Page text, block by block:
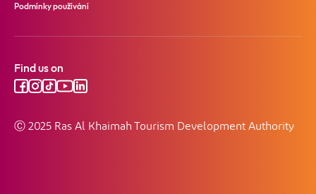
Podmínky používání
Find us on
Ⓒ 2025 Ras Al Khaimah Tourism Development Authority